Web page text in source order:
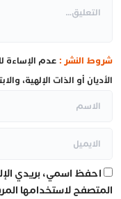
شروط النشر : عدم الإساءة
الأديان أو الذات الإلهية،
احفظ اسمي، بريدي
المتصفح لاستخدامها